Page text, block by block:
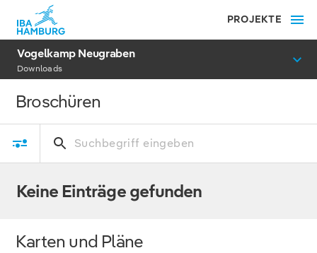
PROJEKTE
Vogelkamp Neugraben
Downloads
Broschüren
Keine Einträge gefunden
Karten und Pläne